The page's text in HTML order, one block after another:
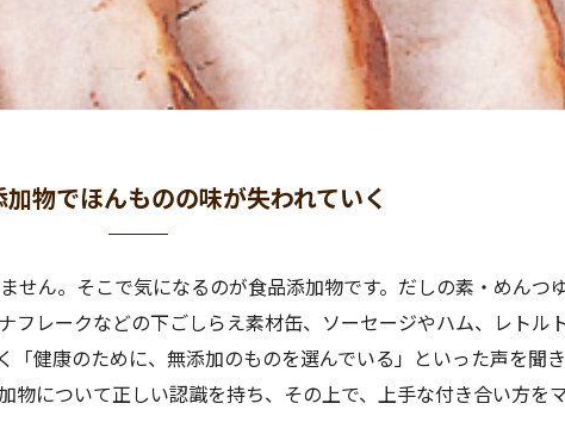
物でほんものの味が失われていく
せん。そこで気になるのが食品添加物です。だしの素・めんつ
フレークなどの下ごしらえ素材缶、ソーセージやハム、レトル
「健康のために、無添加のものを選んでいる」といった声を聞
物について正しい認識を持ち、その上で、上手な付き合い方を